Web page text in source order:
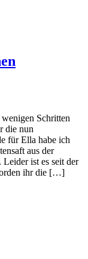
Schritten
die nun
für Ella habe ich
aus der
Leider ist es seit der
ihr die […]